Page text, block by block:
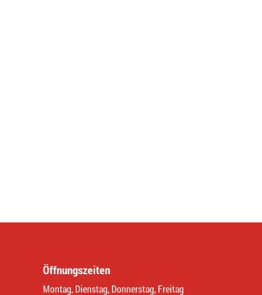
Öffnungszeiten
Montag, Dienstag, Donnerstag, Freitag